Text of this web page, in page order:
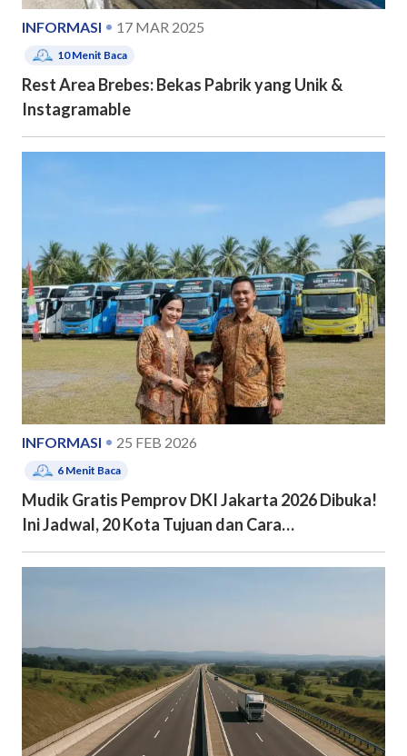
INFORMASI 17 MAR 2025
10Menit Baca
Rest Area Brebes: Bekas Pabrik yang Unik &
Instagramable
INFORMASI 25 FEB 2026
6 Menit Baca
Mudik Gratis Pemprov DKI Jakarta 2026 Dibuka!
Ini Jadwal, 20 Kota Tujuan dan Cara
Pendaftarannya